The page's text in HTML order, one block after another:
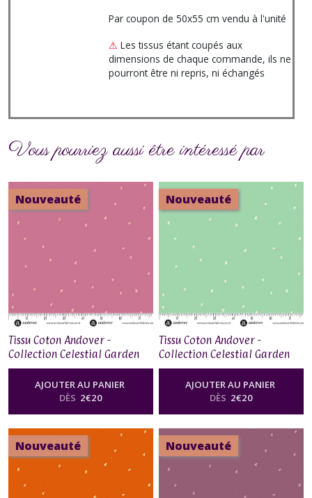
Par coupon de 50x55 cm vendu à l'unité
⚠ Les tissus étant coupés aux
dimensions de chaque commande, ils ne
pourront être ni repris, ni échangés
Vous pourriez aussi être intéressé par
Nouveauté
Tissu Coton Andover -
Collection Celestial Garden
by Alexandra Bordallo -
Starlit Sky Light Plum
AJOUTER AU PANIER
DÈS 2€20
Nouveauté
Tissu Coton Andover -
Collection Celestial Garden
by Alexandra Bordallo -
Starlit Sky Teal
AJOUTER AU PANIER
DÈS 2€20
Nouveauté Nouveauté